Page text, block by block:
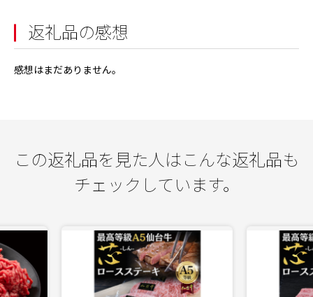
返礼品の感想
感想はまだありません。
この返礼品を見た人はこんな返礼品も
チェックしています。